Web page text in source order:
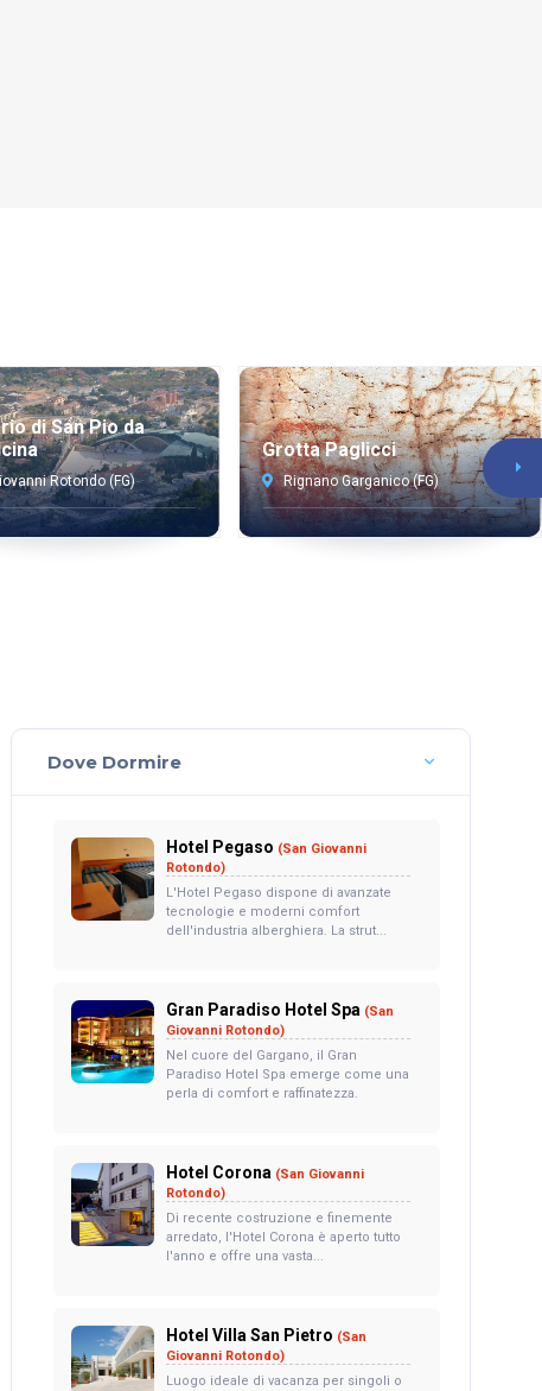
di San Pio da
Rotondo (FG)
Grotta Paglicci
Rignano Garganico (FG)
Dove Dormire
Hotel Pegaso (San Giovanni
Rotondo)
L'Hotel Pegaso dispone di avanzate
tecnologie e moderni comfort
dell'industria alberghiera. La strut...
Gran Paradiso Hotel Spa (San
Giovanni Rotondo)
Nel cuore del Gargano, il Gran
Paradiso Hotel Spa emerge come una
perla di comfort e raffinatezza.
Hotel Corona (San Giovanni
Rotondo)
Di recente costruzione e finemente
arredato, l'Hotel Corona è aperto tutto
l'anno e offre una vasta...
Hotel Villa San Pietro (San
Giovanni Rotondo)
Luogo ideale di vacanza per singoli o